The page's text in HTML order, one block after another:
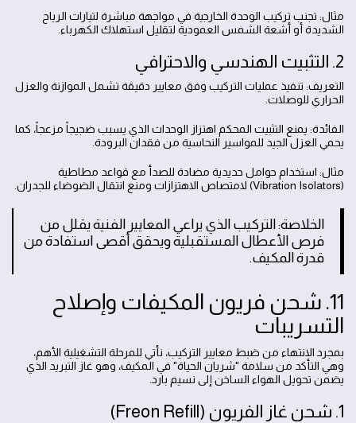
مثال: تجنب تركيب الوحدة الخارجية في مواجهة مباشرة لتيارات الرياح
الشديدة أو أشعة الشمس العمودية لتقليل استهلاك الكهرباء.
2. التثبيت الهندسي والاحترافي
التعريف: تنفيذ عمليات التركيب وفق معايير دقيقة تشمل الموازنة والعزل
الحراري للوصلات.
الفائدة: يمنع التثبيت المحكم اهتزاز الوحدات الذي يسبب ضجيجاً مزعجاً، كما
يحمي العزل الجيد للمواسير النحاسية من فقدان البرودة.
مثال: استخدام حوامل حديدية مضادة للصدأ مع قواعد مطاطية
(Vibration Isolators) لامتصاص الاهتزازات ومنع انتقال الضوضاء للجدران.
الخلاصة: التركيب الذي يراعي المعايير الفنية يقلل من
فرص الأعطال المستقبلية ويحقق أقصى استفادة من
قدرة المكيف.
11. شحن فريون المكيفات وإصلاح
التسريبات
بمجرد الانتهاء من ضبط معايير التركيب، نأتي للمرحلة التشغيلية الأهم،
وهي التأكد من سلامة "شريان الحياة" في المكيف، وهو غاز التبريد الذي
يضمن تحويل الهواء الساخن إلى نسيم بارد.
1. شحن غاز الفريون (Freon Refill)